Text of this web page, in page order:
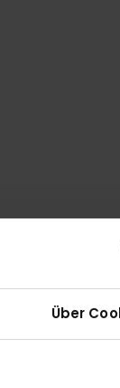
Über
Magneten,